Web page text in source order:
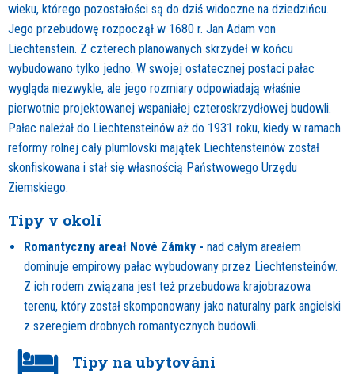
wieku, którego pozostałości są do dziś widoczne na dziedzińcu.
Jego przebudowę rozpoczął w 1680 r. Jan Adam von
Liechtenstein. Z czterech planowanych skrzydeł w końcu
wybudowano tylko jedno. W swojej ostatecznej postaci pałac
wygląda niezwykle, ale jego rozmiary odpowiadają właśnie
pierwotnie projektowanej wspaniałej czteroskrzydłowej budowli.
Pałac należał do Liechtensteinów aż do 1931 roku, kiedy w ramach
reformy rolnej cały plumlovski majątek Liechtensteinów został
skonfiskowana i stał się własnością Państwowego Urzędu
Ziemskiego.
Tipy v okolí
Romantyczny areał Nové Zámky - nad całym areałem
dominuje empirowy pałac wybudowany przez Liechtensteinów.
Z ich rodem związana jest też przebudowa krajobrazowa
terenu, który został skomponowany jako naturalny park angielski
z szeregiem drobnych romantycznych budowli.
Tipy na ubytování